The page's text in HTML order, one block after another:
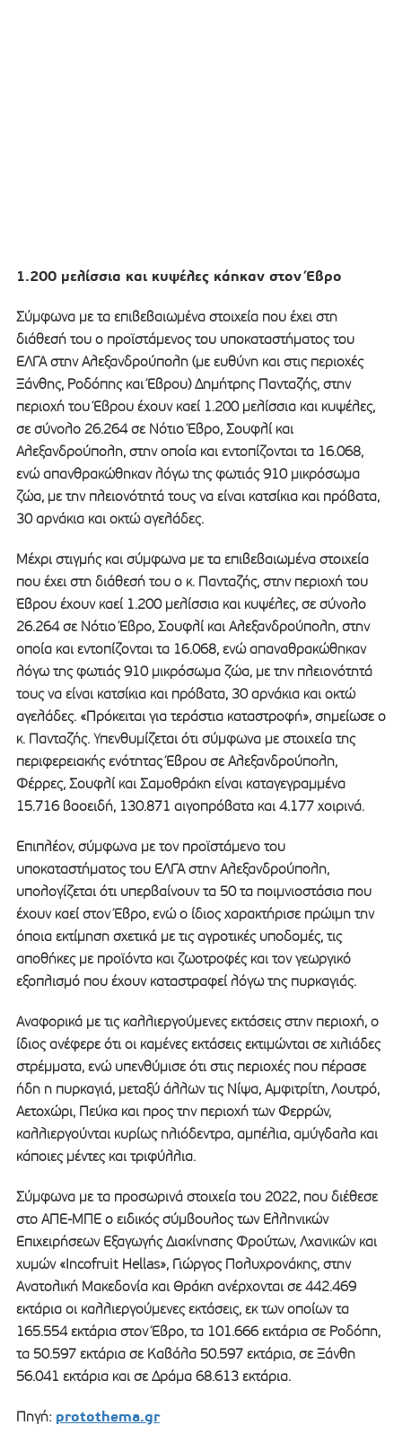
1.200 μελίσσια και κυψέλες κάηκαν στον Έβρο
Σύμφωνα με τα επιβεβαιωμένα στοιχεία που έχει στη
διάθεσή του ο προϊστάμενος του υποκαταστήματος του
ΕΛΓΑ στην Αλεξανδρούπολη (με ευθύνη και στις περιοχές
Ξάνθης, Ροδόπης και Έβρου) Δημήτρης Πανταζής, στην
περιοχή του Έβρου έχουν καεί 1.200 μελίσσια και κυψέλες,
σε σύνολο 26.264 σε Νότιο Έβρο, Σουφλί και
Αλεξανδρούπολη, στην οποία και εντοπίζονται τα 16.068,
ενώ απανθρακώθηκαν λόγω της φωτιάς 910 μικρόσωμα
ζώα, με την πλειονότητά τους να είναι κατσίκια και πρόβατα,
30 αρνάκια και οκτώ αγελάδες.
Μέχρι στιγμής και σύμφωνα με τα επιβεβαιωμένα στοιχεία
που έχει στη διάθεσή του ο κ. Πανταζής, στην περιοχή του
Έβρου έχουν καεί 1.200 μελίσσια και κυψέλες, σε σύνολο
26.264 σε Νότιο Έβρο, Σουφλί και Αλεξανδρούπολη, στην
οποία και εντοπίζονται τα 16.068, ενώ απαναθρακώθηκαν
λόγω της φωτιάς 910 μικρόσωμα ζώα, με την πλειονότητά
τους να είναι κατσίκια και πρόβατα, 30 αρνάκια και οκτώ
αγελάδες. «Πρόκειται για τεράστια καταστροφή», σημείωσε ο
κ. Πανταζής. Υπενθυμίζεται ότι σύμφωνα με στοιχεία της
περιφερειακής ενότητας Έβρου σε Αλεξανδρούπολη,
Φέρρες, Σουφλί και Σαμοθράκη είναι καταγεγραμμένα
15.716 βοοειδή, 130.871 αιγοπρόβατα και 4.177 χοιρινά.
Επιπλέον, σύμφωνα με τον προϊστάμενο του
υποκαταστήματος του ΕΛΓΑ στην Αλεξανδρούπολη,
υπολογίζεται ότι υπερβαίνουν τα 50 τα ποιμνιοστάσια που
έχουν καεί στον Έβρο, ενώ ο ίδιος χαρακτήρισε πρώιμη την
όποια εκτίμηση σχετικά με τις αγροτικές υποδομές, τις
αποθήκες με προϊόντα και ζωοτροφές και τον γεωργικό
εξοπλισμό που έχουν καταστραφεί λόγω της πυρκαγιάς.
Αναφορικά με τις καλλιεργούμενες εκτάσεις στην περιοχή, ο
ίδιος ανέφερε ότι οι καμένες εκτάσεις εκτιμώνται σε χιλιάδες
στρέμματα, ενώ υπενθύμισε ότι στις περιοχές που πέρασε
ήδη η πυρκαγιά, μεταξύ άλλων τις Νίψα, Αμφιτρίτη, Λουτρό,
Αετοχώρι, Πεύκα και προς την περιοχή των Φερρών,
καλλιεργούνται κυρίως ηλιόδεντρα, αμπέλια, αμύγδαλα και
κάποιες μέντες και τριφύλλια.
Σύμφωνα με τα προσωρινά στοιχεία του 2022, που διέθεσε
στο ΑΠΕ-ΜΠΕ ο ειδικός σύμβουλος των Ελληνικών
Επιχειρήσεων Εξαγωγής Διακίνησης Φρούτων, Λχανικών και
χυμών «Incofruit Hellas», Γιώργος Πολυχρονάκης, στην
Ανατολική Μακεδονία και Θράκη ανέρχονται σε 442.469
εκτάρια οι καλλιεργούμενες εκτάσεις, εκ των οποίων τα
165.554 εκτάρια στον Έβρο, τα 101.666 εκτάρια σε Ροδόπη,
τα 50.597 εκτάρια σε Καβάλα 50.597 εκτάρια, σε Ξάνθη
56.041 εκτάρια και σε Δράμα 68.613 εκτάρια.
Πηγή: protothema.gr